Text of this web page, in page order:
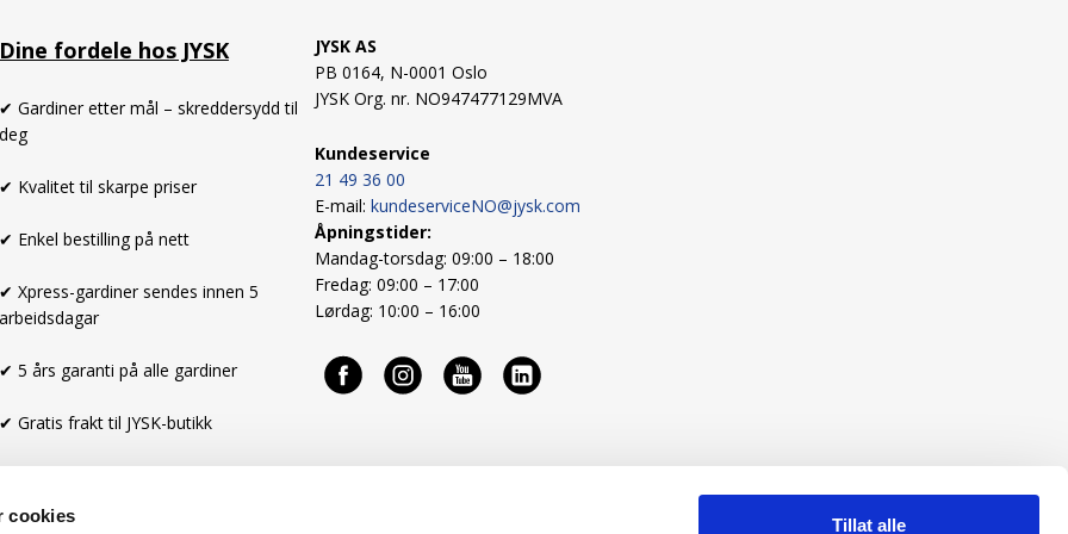
cookies Tillat alle
tidløst. Fargen er derfor
gråtoner, gir mørkegrå ro
et stilrent og rolig valg
– da kan
Dine fordele hos JYSK
✔ Gardiner etter mål – skreddersydd til
deg
✔ Kvalitet til skarpe priser
✔ Enkel bestilling på nett
✔ Xpress-gardiner sendes innen 5
arbeidsdagar
✔ 5 års garanti på alle gardiner
✔ Gratis frakt til JYSK-butikk
JYSK AS
PB 0164, N-0001 Oslo
JYSK Org. nr. NO947477129MVA
Kundeservice
21 49 36 00
E-mail: kundeserviceNO@jysk.com
Åpningstider:
Mandag-torsdag: 09:00 – 18:00
Fredag: 09:00 – 17:00
Lørdag: 10:00 – 16:00